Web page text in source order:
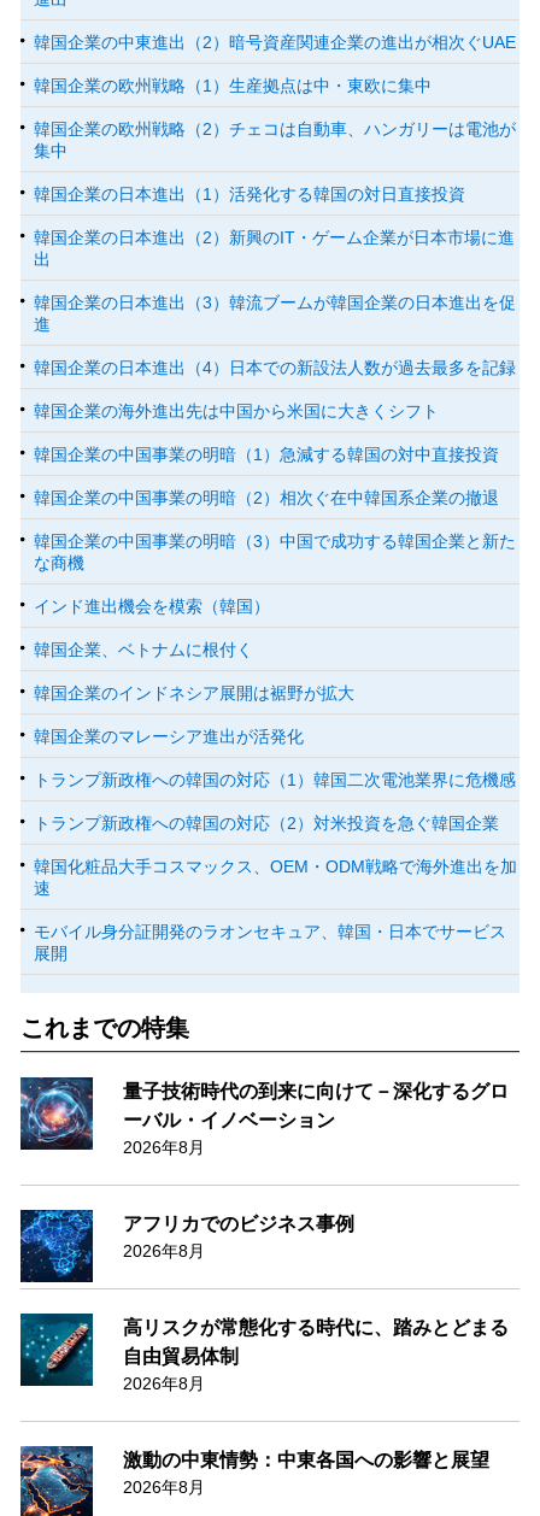
韓国企業の中東進出（2）暗号資産関連企業の進出が相次ぐUAE
韓国企業の欧州戦略（1）生産拠点は中・東欧に集中
韓国企業の欧州戦略（2）チェコは自動車、ハンガリーは電池が
集中
韓国企業の日本進出（1）活発化する韓国の対日直接投資
韓国企業の日本進出（2）新興のIT・ゲーム企業が日本市場に進
出
韓国企業の日本進出（3）韓流ブームが韓国企業の日本進出を促
進
韓国企業の日本進出（4）日本での新設法人数が過去最多を記録
韓国企業の海外進出先は中国から米国に大きくシフト
韓国企業の中国事業の明暗（1）急減する韓国の対中直接投資
韓国企業の中国事業の明暗（2）相次ぐ在中韓国系企業の撤退
韓国企業の中国事業の明暗（3）中国で成功する韓国企業と新た
な商機
インド進出機会を模索（韓国）
韓国企業、ベトナムに根付く
韓国企業のインドネシア展開は裾野が拡大
韓国企業のマレーシア進出が活発化
トランプ新政権への韓国の対応（1）韓国二次電池業界に危機感
トランプ新政権への韓国の対応（2）対米投資を急ぐ韓国企業
韓国化粧品大手コスマックス、OEM・ODM戦略で海外進出を加
速
モバイル身分証開発のラオンセキュア、韓国・日本でサービス
展開
これまでの特集
量子技術時代の到来に向けて－深化するグロ
ーバル・イノベーション
2026年8月
アフリカでのビジネス事例
2026年8月
高リスクが常態化する時代に、踏みとどまる
自由貿易体制
2026年8月
激動の中東情勢：中東各国への影響と展望
2026年8月